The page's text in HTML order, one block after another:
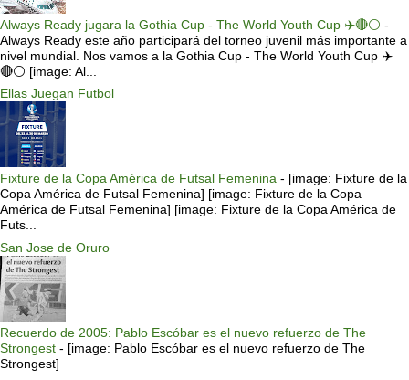
Always Ready jugara la Gothia Cup - The World Youth Cup ✈️🔴⚪️ -
Always Ready este año participará del torneo juvenil más importante a
nivel mundial. Nos vamos a la Gothia Cup - The World Youth Cup ✈️
🔴⚪️ [image: Al...
Ellas Juegan Futbol
Fixture de la Copa América de Futsal Femenina - [image: Fixture de la
Copa América de Futsal Femenina] [image: Fixture de la Copa
América de Futsal Femenina] [image: Fixture de la Copa América de
Futs...
San Jose de Oruro
Recuerdo de 2005: Pablo Escóbar es el nuevo refuerzo de The
Strongest - [image: Pablo Escóbar es el nuevo refuerzo de The
Strongest]